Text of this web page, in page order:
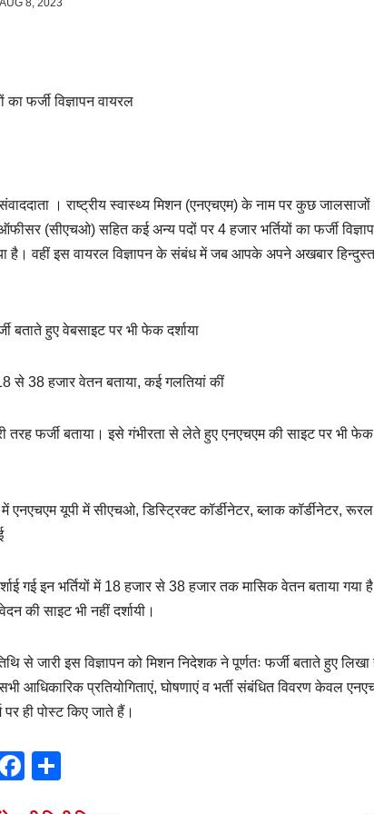
AUG 8, 2023
का फर्जी विज्ञापन वायरल
। राष्ट्रीय स्वास्थ्य मिशन (एनएचएम) के नाम पर कुछ
(सीएचओ) सहित कई अन्य पदों पर 4 हजार भर्तियों का फर्जी
है। वहीं इस वायरल विज्ञापन के संबंध में जब आपके अपने अखबार
बताते हुए वेबसाइट पर भी फेक दर्शाया
से 38 हजार वेतन बताया, कई गलतियां कीं
तरह फर्जी बताया। इसे गंभीरता से लेते हुए एनएचएम की साइट पर भी
में एनएचएम यूपी में सीएचओ, डिस्ट्रिक्ट कॉर्डीनेटर, ब्लाक कॉर्डीनेटर,
गई इन भर्तियों में 18 हजार से 38 हजार तक मासिक वेतन बताया
की साइट भी नहीं दर्शायी।
से जारी इस विज्ञापन को मिशन निदेशक ने पूर्णतः फर्जी बताते हुए
आधिकारिक प्रतियोगिताएं, घोषणाएं व भर्ती संबंधित विवरण केवल
पर ही पोस्ट किए जाते हैं।
T
F